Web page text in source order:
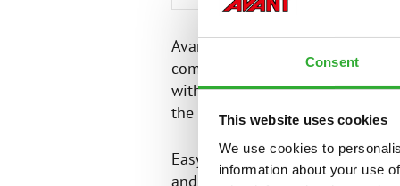
Consent
This website uses cookies
We use cookies to
information about your use
Avant 200 series is an
compact loader considering its
with the articulated design and
the same as in bigger Avant’s.
Easy access to driver’s seat,
and easy-to-use controls and